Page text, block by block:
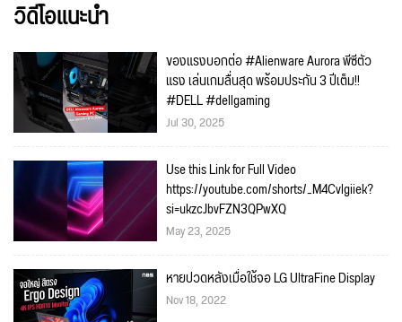
วิดีโอแนะนำ
ของแรงบอกต่อ #Alienware Aurora พีซีตัว
แรง เล่นเกมลื่นสุด พร้อมประกัน 3 ปีเต็ม!!
#DELL #dellgaming
Jul 30, 2025
Use this Link for Full Video
https://youtube.com/shorts/_M4Cvlgiiek?
si=ukzcJbvFZN3QPwXQ
May 23, 2025
หายปวดหลังเมื่อใช้จอ LG UltraFine Display
Nov 18, 2022